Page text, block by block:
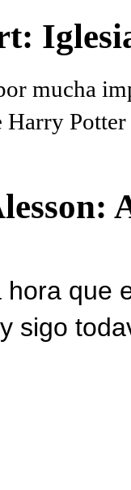
mucha
Harry
hora que
sigo